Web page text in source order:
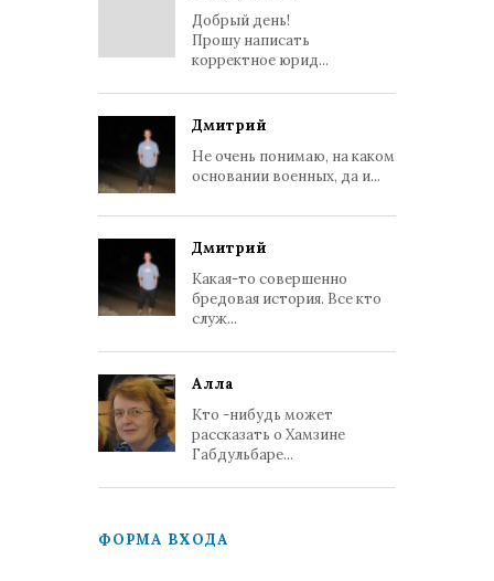
Добрый день!
Прошу написать
корректное юрид...
Дмитрий
Не очень понимаю, на каком
основании военных, да и...
Дмитрий
Какая-то совершенно
бредовая история. Все кто
служ...
Алла
Кто -нибудь может
рассказать о Хамзине
Габдульбаре...
ФОРМА ВХОДА